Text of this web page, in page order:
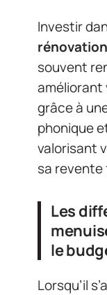
Investir
souvent
grâce à
phonique
valorisant
sa
Les
le
Lorsqu’il